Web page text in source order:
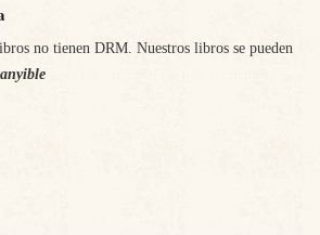
no tienen DRM. Nuestros libros se pueden
por nuestra economía. Nos comprometemos a
en los países en los que vendemos.